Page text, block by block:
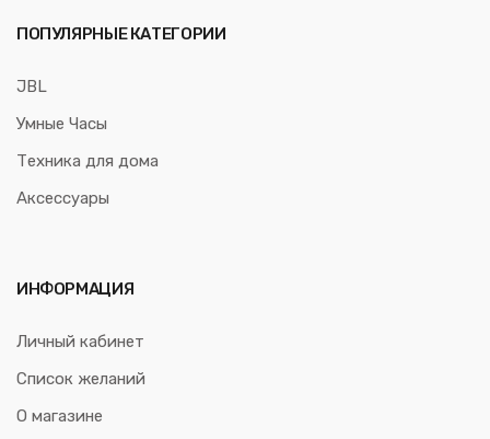
ПОПУЛЯРНЫЕ КАТЕГОРИИ
JBL
Умные Часы
Техника для дома
Аксессуары
ИНФОРМАЦИЯ
Личный кабинет
Список желаний
О магазине